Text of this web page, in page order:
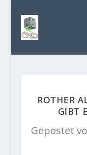
ROTHER
GIBT
Gepostet